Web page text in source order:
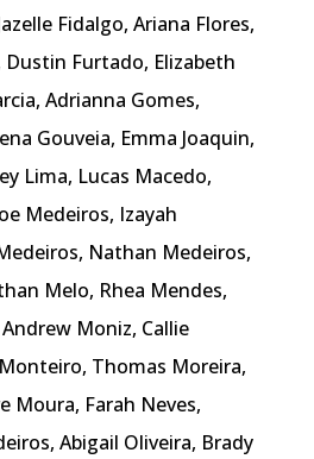
Fidalgo, Ariana Flores,
Dustin Furtado, Elizabeth
Adrianna Gomes,
Gouveia, Emma Joaquin,
Lima, Lucas Macedo,
Medeiros, Izayah
Nathan Medeiros,
Melo, Rhea Mendes,
Moniz, Callie
Thomas Moreira,
Moura, Farah Neves,
Abigail Oliveira, Brady